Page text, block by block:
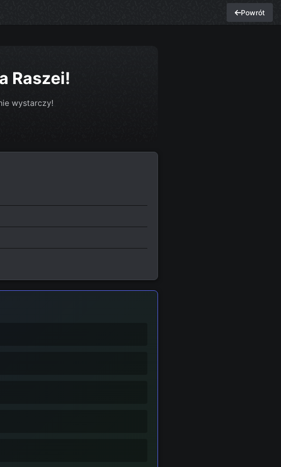
Powrót
Raszei!
wystarczy!